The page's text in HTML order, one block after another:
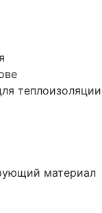
теплоизоляции
материал